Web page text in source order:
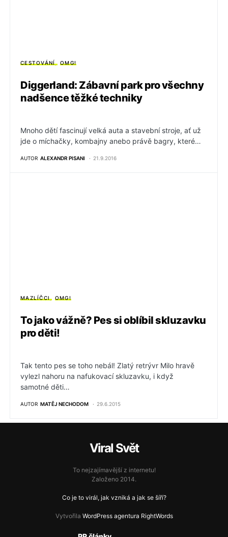
CESTOVÁNÍ OMG!
Diggerland: Zábavní park pro všechny
nadšence těžké techniky
Mnoho dětí fascinují velká auta a stavební stroje, ať už
jde o míchačky, kombajny anebo právě bagry, které…
AUTOR ALEXANDR PISANI 21.9.2016
MAZLÍČCI OMG!
To jako vážně? Pes si oblíbil skluzavku
pro děti!
Tak tento pes se toho nebál! Zlatý retrývr Milo hravě
vylezl nahoru na nafukovací skluzavku, i když
samotné děti…
AUTOR MATĚJ NECHODOM 29.6.2015
Viral Svět
To nejzajímavější z internetu!
Založeno 2014.
Co je to virál, jak vzniká a jak se šíří?
Vytvořila WordPress agentura RightWords